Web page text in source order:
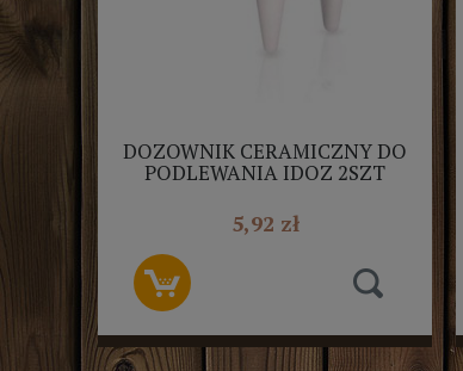
DOZOWNIK CERAMICZNY DO
PODLEWANIA IDOZ 2SZT
5,92 zł